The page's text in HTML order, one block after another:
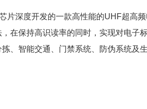
深度开发的一款高性能的UHF超高频
在保持高识读率的同时，实现对电子
、智能交通、门禁系统、防伪系统及